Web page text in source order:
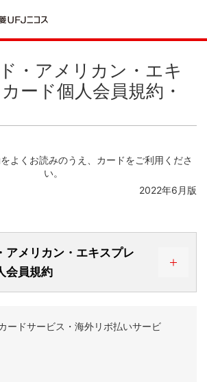
・アメリカン・エキ
ード個人会員規約・
よくお読みのうえ、カードをご利用くださ
い。
2022年6月版
アメリカン・エキスプレ
会員規約
立
申込と成立）
ードサービス・海外リボ払いサービ